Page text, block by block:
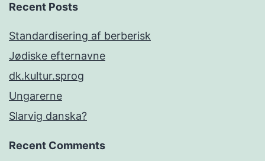
Recent Posts
Standardisering af berberisk
Jødiske efternavne
dk.kultur.sprog
Ungarerne
Slarvig danska?
Recent Comments